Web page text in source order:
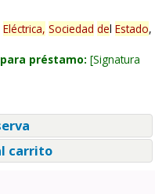
Eléctrica, Sociedad del Estado,
préstamo: Signatura
carrito